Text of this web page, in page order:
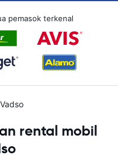
pemasok terkenal
rental mobil